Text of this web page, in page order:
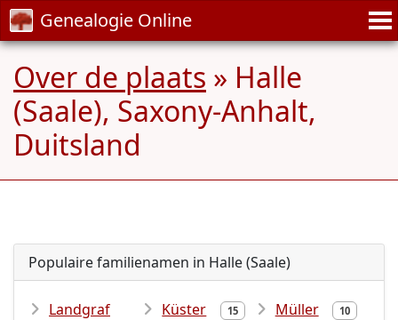
Genealogie Online
Over de plaats » Halle
(Saale), Saxony-Anhalt,
Duitsland
Populaire familienamen in Halle (Saale)
Landgraf Küster 15 Müller 10